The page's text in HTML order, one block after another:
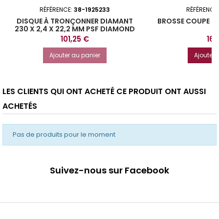
RÉFÉRENCE: 38-1925233
DISQUE À TRONÇONNER DIAMANT
230 X 2,4 X 22,2 MM PSF DIAMOND
Prix
101,25 €
Ajouter au panier
BROSSE COUPE
Prix
Ajouter
LES CLIENTS QUI ONT ACHETÉ CE PRODUIT ONT AUSSI
ACHETÉS
Pas de produits pour le moment
Suivez-nous sur Facebook